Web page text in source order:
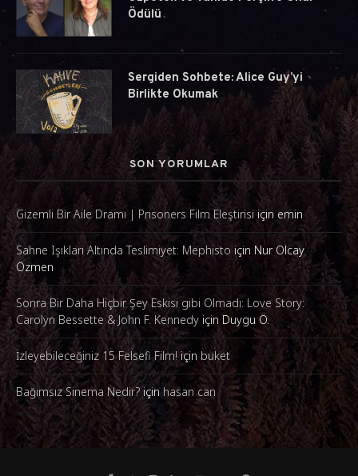
Ödülü
Sergiden Sohbete: Alice Guy’yi
Birlikte Okumak
SON YORUMLAR
Gizemli Bir Aile Dramı | Prisoners Film Eleştirisi için emin
Sahne Işıkları Altında Teslimiyet: Mephisto için Nur Olcay
Özmen
Sonra Bir Daha Hiçbir Şey Eskisi gibi Olmadı: Love Story:
Carolyn Bessette & John F. Kennedy için Duygu Ö.
İzleyebileceğiniz 15 Felsefi Film!içinbuket
Bağımsız Sinema Nedir?içinhasan can